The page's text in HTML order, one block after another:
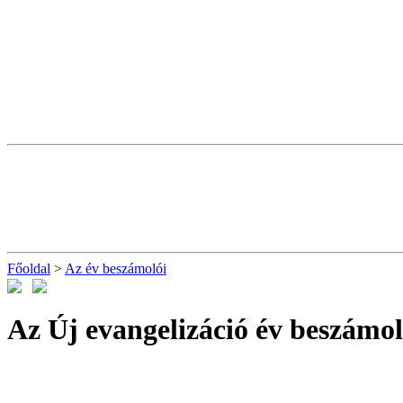
Főoldal > Az év beszámolói
Az Új evangelizáció év